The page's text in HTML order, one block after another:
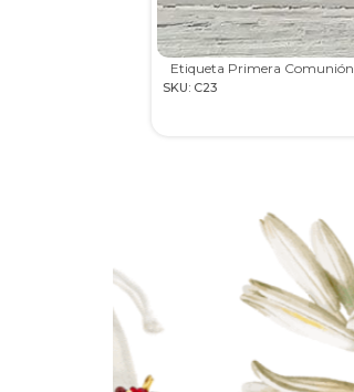
Etiqueta Primera Comunión
SKU: C23